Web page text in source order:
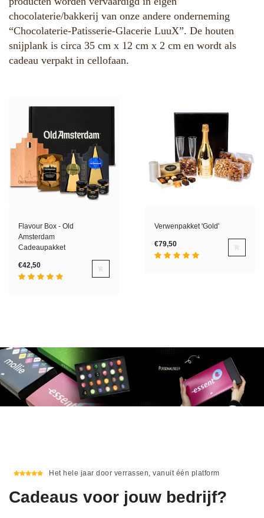
chocolaterie/bakkerij van onze andere onderneming
“Chocolaterie-Patisserie-Glacerie LuuX”. De houten
snijplank is circa 35 cm x 12 cm x 2 cm en wordt als
cadeau verpakt in cellofaan.
Flavour Box - Old
Amsterdam
Cadeaupakket
€42,50
Verwenpakket 'Gold'
€79,50
Het hele jaar door verrassen, vanuit één platform
Cadeaus voor jouw bedrijf?